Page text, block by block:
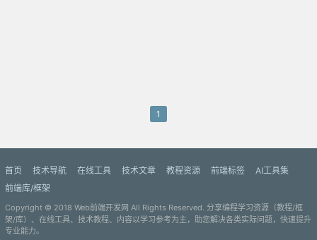
1
首页 技术导航 在线工具 技术文章 教程资源 前端标签
AI工具集
前端库/框架